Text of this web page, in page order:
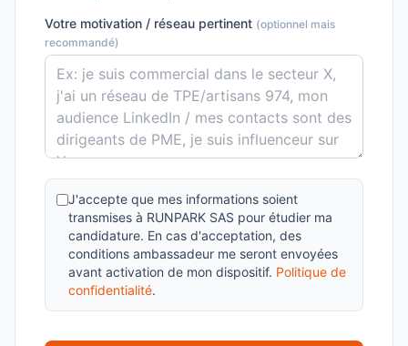
Votre motivation / réseau pertinent (optionnel mais
recommandé)
J'accepte que mes informations soient
transmises à RUNPARK SAS pour étudier ma
candidature. En cas d'acceptation, des
conditions ambassadeur me seront envoyées
avant activation de mon dispositif. Politique de
confidentialité.